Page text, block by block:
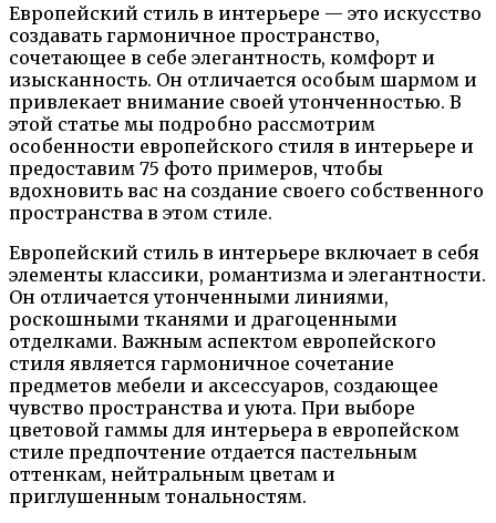
Европейский стиль в интерьере — это искусство
создавать гармоничное пространство,
сочетающее в себе элегантность, комфорт и
изысканность. Он отличается особым шармом и
привлекает внимание своей утонченностью. В
этой статье мы подробно рассмотрим
особенности европейского стиля в интерьере и
предоставим 75 фото примеров, чтобы
вдохновить вас на создание своего собственного
пространства в этом стиле.
Европейский стиль в интерьере включает в себя
элементы классики, романтизма и элегантности.
Он отличается утонченными линиями,
роскошными тканями и драгоценными
отделками. Важным аспектом европейского
стиля является гармоничное сочетание
предметов мебели и аксессуаров, создающее
чувство пространства и уюта. При выборе
цветовой гаммы для интерьера в европейском
стиле предпочтение отдается пастельным
оттенкам, нейтральным цветам и
приглушенным тональностям.